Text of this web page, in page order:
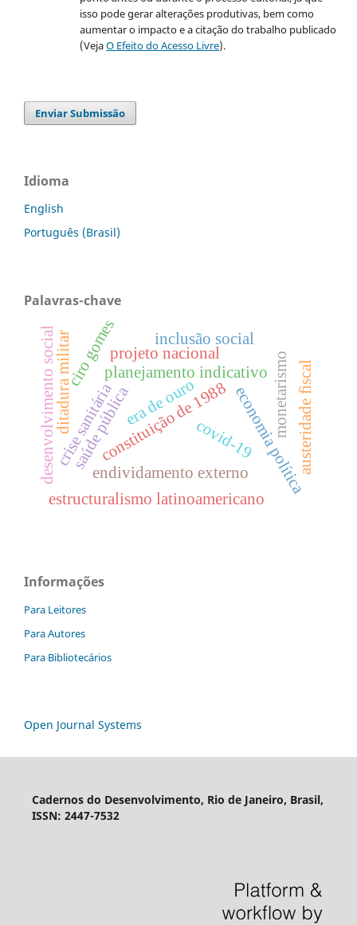
isso pode gerar alterações produtivas, bem como
aumentar o impacto e a citação do trabalho publicado
(VejaO Efeito do Acesso Livre).
Enviar Submissão
Idioma
English
Português (Brasil)
Palavras-chave
constituição de 1988economia política
planejamento indicativo
endividamento externo
covid-19
saúde pública austeridade fiscal
monetarismo
era de ouro
crise sanitária
desenvolvimento socialditadura militarciro gomesprojeto nacional
estructuralismo latinoamericano
inclusão social
Informações
Para Leitores
Para Autores
Para Bibliotecários
Open Journal Systems
Cadernos do Desenvolvimento, Rio de Janeiro, Brasil,
ISSN: 2447-7532